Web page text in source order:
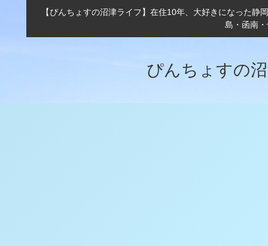
【ぴんちょすの沼津ライフ】在住10年、大好きになった
島・函南
ぴんちょすの